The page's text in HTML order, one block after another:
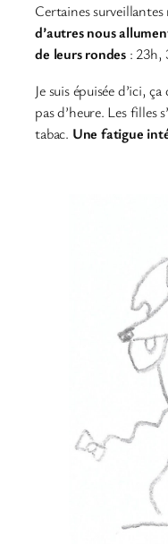
Certaines
d’autres nous
de leurs rondes : 23h,
Je suis épuisée d’ici,
pas d’heure. Les filles
tabac. Une fatigue